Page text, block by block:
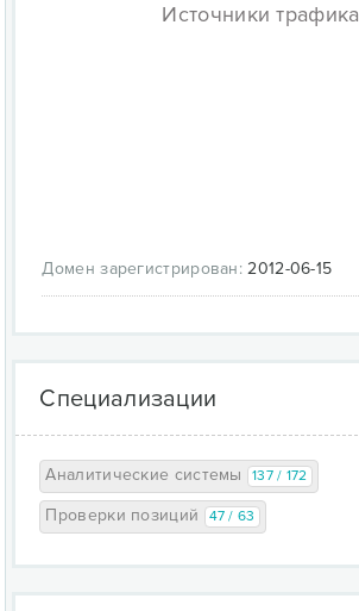
Источники трафика
Домен зарегистрирован: 2012-06-15
Специализации
Аналитические системы 137 / 172
Проверки позиций 47 / 63